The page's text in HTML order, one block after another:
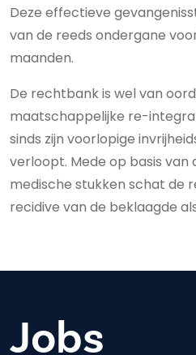
Deze effectieve
van de reeds ondergane
maanden.
De rechtbank is wel van
maatschappelijke re-
sinds zijn voorlopige
verloopt. Mede op basis van
medische stukken schat de
recidive van de beklaagde
Jobs